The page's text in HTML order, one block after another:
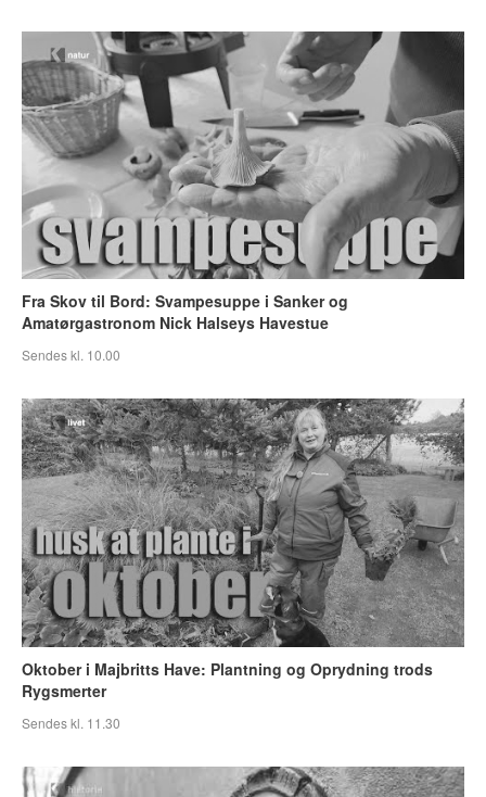
Fra Skov til Bord: Svampesuppe i Sanker og
Amatørgastronom Nick Halseys Havestue
Sendes kl. 10.00
Oktober i Majbritts Have: Plantning og Oprydning trods
Rygsmerter
Sendes kl. 11.30